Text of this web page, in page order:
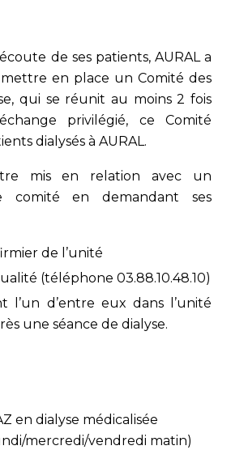
de ses patients, AURAL a
mettre en place un Comité des
qui se réunit au moins 2 fois
privilégié, ce Comité
dialysés à AURAL.
mis en relation avec un
comité en demandant ses
de l’unité
(téléphone 03.88.10.48.10)
l’un d’entre eux dans l’unité
une séance de dialyse.
en dialyse médicalisée
mercredi/vendredi matin)